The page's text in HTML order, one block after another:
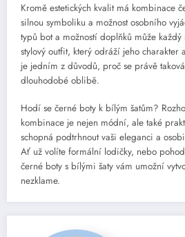
Kromě estetických kvalit má kombinace
silnou symboliku a možnost osobního
typů bot a možností doplňků může
stylový outfit, který odráží jeho charakter
je jedním z důvodů, proč se právě
dlouhodobé oblibě.
Hodí se černé boty k bílým šatům?
kombinace je nejen módní, ale také
schopná podtrhnout vaši eleganci a
Ať už volíte formální lodičky, nebo
černé boty s bílými šaty vám umožní
nezklame.